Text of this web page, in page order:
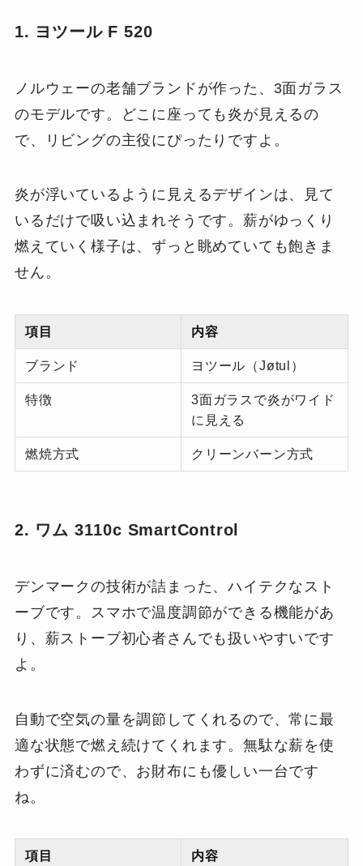
1. ヨツール F 520
ノルウェーの老舗ブランドが作った、3面ガラス
のモデルです。どこに座っても炎が見えるの
で、リビングの主役にぴったりですよ。
炎が浮いているように見えるデザインは、見て
いるだけで吸い込まれそうです。薪がゆっくり
燃えていく様子は、ずっと眺めていても飽きま
せん。
項目 内容
ブランド ヨツール（Jøtul）
特徴
3面ガラスで炎がワイド
に見える
燃焼方式 クリーンバーン方式
2. ワム 3110c SmartControl
デンマークの技術が詰まった、ハイテクなスト
ーブです。スマホで温度調節ができる機能があ
り、薪ストーブ初心者さんでも扱いやすいです
よ。
自動で空気の量を調節してくれるので、常に最
適な状態で燃え続けてくれます。無駄な薪を使
わずに済むので、お財布にも優しい一台です
ね。
項目 内容